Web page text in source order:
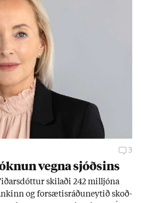
3
vegna sjóðs­ins
skil­aði 242 millj­óna
og for­sæt­is­ráðu­neyt­ið skoð­